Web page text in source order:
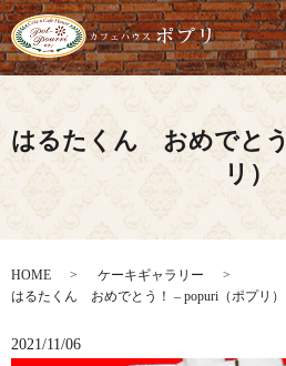
はるたくん おめでと
リ）
HOME
ケーキギャラリー
はるたくん おめでとう！ – popuri（ポプリ）
2021/11/06